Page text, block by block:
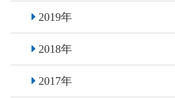
2019年
2018年
2017年